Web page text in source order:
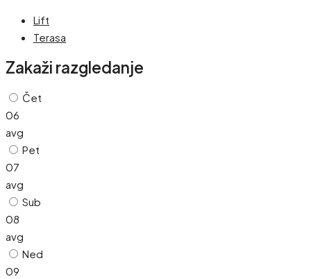
Lift
Terasa
Zakaži razgledanje
Čet
06
avg
Pet
07
avg
Sub
08
avg
Ned
09